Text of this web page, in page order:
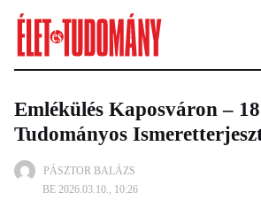
PÁSZTOR BALÁZS
BE 2026.03.10., 10:26
Emlékülés Kaposváron –
Tudományos